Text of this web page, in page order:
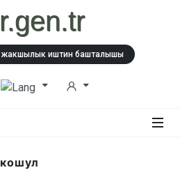
жакшылык иштин башталышы